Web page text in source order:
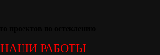
НАШИ РАБОТЫ